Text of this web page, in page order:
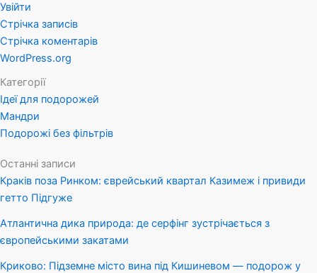
Увійти
Стрічка записів
Стрічка коментарів
WordPress.org
Категорії
Ідеї для подорожей
Мандри
Подорожі без фільтрів
Останні записи
Краків поза Ринком: єврейський квартал Казимеж і привиди
гетто Підгуже
Атлантична дика природа: де серфінг зустрічається з
європейськими закатами
Криково: Підземне місто вина під Кишиневом — подорож у